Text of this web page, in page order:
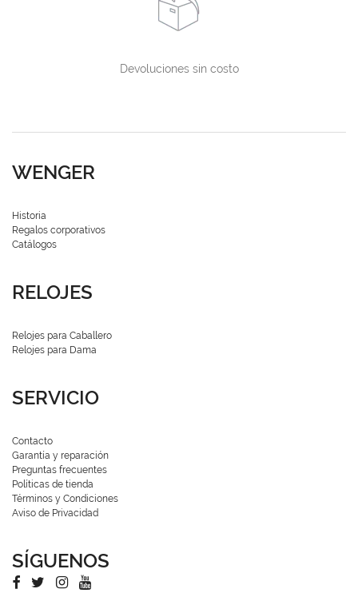
Devoluciones sin costo
WENGER
Historia
Regalos corporativos
Catálogos
RELOJES
Relojes para Caballero
Relojes para Dama
SERVICIO
Contacto
Garantía y reparación
Preguntas frecuentes
Políticas de tienda
Términos y Condiciones
Aviso de Privacidad
SÍGUENOS